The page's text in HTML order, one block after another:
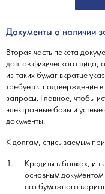
Документы о наличии
Вторая часть пакета
долгов физического лица,
из таких бумаг вкратце
требуется подтверждение
запросы. Главное, чтобы
электронные базы и
документы.
К долгам, списываемым при
Кредиты в банках,
основным документом
его бумажного